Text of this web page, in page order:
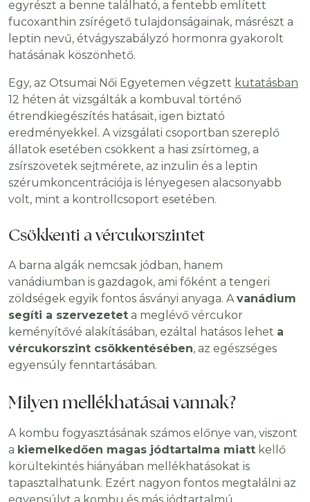
egyrészt a benne található, a fentebb említett
fucoxanthin zsírégető tulajdonságainak, másrészt a
leptin nevű, étvágyszabályzó hormonra gyakorolt
hatásának köszönhető.
Egy, az Otsumai Női Egyetemen végzett kutatásban
12 héten át vizsgálták a kombuval történő
étrendkiegészítés hatásait, igen biztató
eredményekkel. A vizsgálati csoportban szereplő
állatok esetében csökkent a hasi zsírtömeg, a
zsírszövetek sejtmérete, az inzulin és a leptin
szérumkoncentrációja is lényegesen alacsonyabb
volt, mint a kontrollcsoport esetében.
Csökkenti a vércukorszintet
A barna algák nemcsak jódban, hanem
vanádiumban is gazdagok, ami főként a tengeri
zöldségek egyik fontos ásványi anyaga. Avanádium
segíti a szervezetet a meglévő vércukor
keményítővé alakításában, ezáltal hatásos lehet a
vércukorszint csökkentésében, az egészséges
egyensúly fenntartásában.
Milyen mellékhatásai vannak?
A kombu fogyasztásának számos előnye van, viszont
a kiemelkedően magas jódtartalma miatt kellő
körültekintés hiányában mellékhatásokat is
tapasztalhatunk. Ezért nagyon fontos megtalálni az